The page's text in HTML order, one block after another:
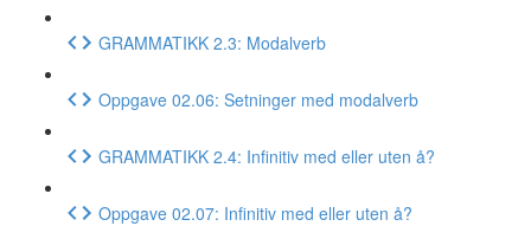
GRAMMATIKK 2.3: Modalverb
Oppgave 02.06: Setninger med modalverb
GRAMMATIKK 2.4: Infinitiv med eller uten å?
Oppgave 02.07: Infinitiv med eller uten å?